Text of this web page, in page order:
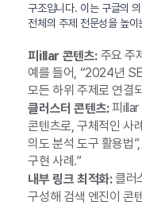
구조입니다. 이는 구글의
전체의 주제 전문성을 높
피illar 콘텐츠:주요 주
예를 들어, “2024년
모든 하위 주제로 연결
클러스터 콘텐츠:피illar
콘텐츠로, 구체적인 사
의도 분석 도구 활용법
구현 사례.”
내부 링크 최적화:클러
구성해 검색 엔진이 콘